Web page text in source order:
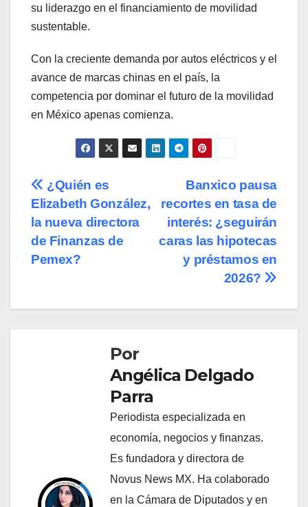
su liderazgo en el financiamiento de movilidad
sustentable.
Con la creciente demanda por autos eléctricos y el
avance de marcas chinas en el país, la
competencia por dominar el futuro de la movilidad
en México apenas comienza.
Navegación
de
entradas
Banxico pausa
recortes en tasa de
interés: ¿seguirán
caras las hipotecas
y préstamos en
2026?
¿Quién es
Elizabeth González,
la nueva directora
de Finanzas de
Pemex?
Por
Angélica Delgado
Parra
Periodista especializada en
economía, negocios y finanzas.
Es fundadora y directora de
Novus News MX. Ha colaborado
en la Cámara de Diputados y en